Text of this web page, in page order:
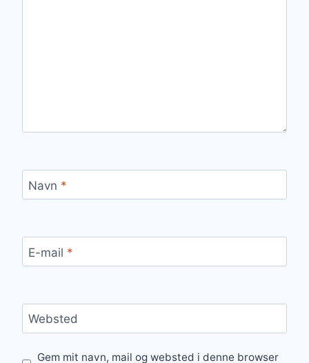
Navn *
E-mail *
Websted
Gem mit navn, mail og websted i denne browser